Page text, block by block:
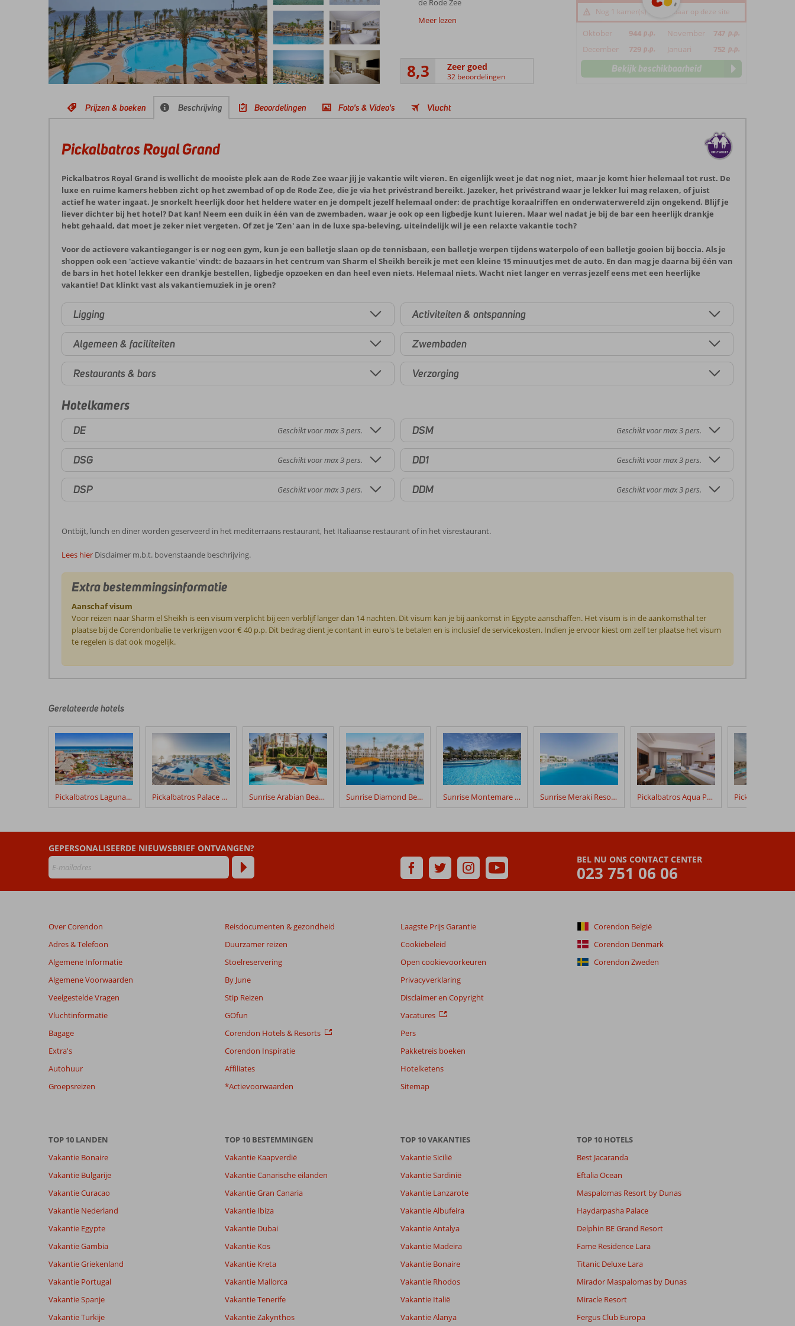
de Rode Zee
Meer lezen
8,3 Zeer goed
32 beoordelingen
Nog 1 kamer(s) beschikbaar op deze site
Oktober 944 p.p. November 747 p.p.
December 729 p.p. Januari 752 p.p.
Bekijk beschikbaarheid
Prijzen & boeken Beschrijving Beoordelingen Foto's & Video's Vlucht
Pickalbatros Royal Grand
Pickalbatros Royal Grand is wellicht de mooiste plek aan de Rode Zee waar jij je vakantie wilt vieren. En eigenlijk weet je dat nog niet, maar je komt hier helemaal tot rust. De
luxe en ruime kamers hebben zicht op het zwembad of op de Rode Zee, die je via het privéstrand bereikt. Jazeker, het privéstrand waar je lekker lui mag relaxen, of juist
actief he water ingaat. Je snorkelt heerlijk door het heldere water en je dompelt jezelf helemaal onder: de prachtige koraalriffen en onderwaterwereld zijn ongekend. Blijf je
liever dichter bij het hotel? Dat kan! Neem een duik in één van de zwembaden, waar je ook op een ligbedje kunt luieren. Maar wel nadat je bij de bar een heerlijk drankje
hebt gehaald, dat moet je zeker niet vergeten. Of zet je 'Zen' aan in de luxe spa-beleving, uiteindelijk wil je een relaxte vakantie toch?
Voor de actievere vakantieganger is er nog een gym, kun je een balletje slaan op de tennisbaan, een balletje werpen tijdens waterpolo of een balletje gooien bij boccia. Als je
shoppen ook een 'actieve vakantie' vindt: de bazaars in het centrum van Sharm el Sheikh bereik je met een kleine 15 minuutjes met de auto. En dan mag je daarna bij één van
de bars in het hotel lekker een drankje bestellen, ligbedje opzoeken en dan heel even niets. Helemaal niets. Wacht niet langer en verras jezelf eens met een heerlijke
vakantie! Dat klinkt vast als vakantiemuziek in je oren?
Ligging
Algemeen & faciliteiten
Restaurants & bars
Activiteiten & ontspanning
Zwembaden
Verzorging
Hotelkamers
DE Geschikt voor max 3 pers.
DSG Geschikt voor max 3 pers.
DSP Geschikt voor max 3 pers.
DSM Geschikt voor max 3 pers.
DD1 Geschikt voor max 3 pers.
DDM Geschikt voor max 3 pers.
Ontbijt, lunch en diner worden geserveerd in het mediterraans restaurant, het Italiaanse restaurant of in het visrestaurant.
Lees hier Disclaimer m.b.t. bovenstaande beschrijving.
Extra bestemmingsinformatie
Aanschaf visum
Voor reizen naar Sharm el Sheikh is een visum verplicht bij een verblijf langer dan 14 nachten. Dit visum kan je bij aankomst in Egypte aanschaffen. Het visum is in de aankomsthal ter
plaatse bij de Corendonbalie te verkrijgen voor € 40 p.p. Dit bedrag dient je contant in euro's te betalen en is inclusief de servicekosten. Indien je ervoor kiest om zelf ter plaatse het visum
te regelen is dat ook mogelijk.
door
klanten
geschreven
na
hun
verblijf
Pickalbatros
Beoordelingen
die
ouder
zijn
maanden
niet
meer
om
de
van
Meer
beoordelingen.
Totale score
Gebaseerd op:
beoordelingen
8,3
Zeer goed
Kamers
7,8
Kindvriendelijk
Ervaringen
van onze
klanten
Taal
Sorteren op
Gerelateerde hotels
Pickalbatros Laguna Vista Pickalbatros Palace Resort Sunrise Arabian Beach Resort Grand Select Sunrise Diamond Beach Resort Grand Select Sunrise Montemare Resort -Grand Select- Sunrise Meraki Resort SSH Pickalbatros Aqua Park
BEL NU ONS CONTACT CENTER
023 751 06 06
GEPERSONALISEERDE NIEUWSBRIEF ONTVANGEN?
Over Corendon
Adres & Telefoon
Algemene Informatie
Algemene Voorwaarden
Veelgestelde Vragen
Vluchtinformatie
Bagage
Extra's
Autohuur
Groepsreizen
Reisdocumenten & gezondheid
Duurzamer reizen
Stoelreservering
By June
Stip Reizen
GOfun
Corendon Hotels & Resorts
Corendon Inspiratie
Affiliates
*Actievoorwaarden
Laagste Prijs Garantie
Cookiebeleid
Open cookievoorkeuren
Privacyverklaring
Disclaimer en Copyright
Vacatures
Pers
Pakketreis boeken
Hotelketens
Sitemap
Corendon België
Corendon Denmark
Corendon Zweden
TOP 10 LANDEN
Vakantie Bonaire
Vakantie Bulgarije
Vakantie Curacao
Vakantie Nederland
Vakantie Egypte
Vakantie Gambia
Vakantie Griekenland
Vakantie Portugal
Vakantie Spanje
Vakantie Turkije
TOP 10 BESTEMMINGEN
Vakantie Kaapverdië
Vakantie Canarische eilanden
Vakantie Gran Canaria
Vakantie Ibiza
Vakantie Dubai
Vakantie Kos
Vakantie Kreta
Vakantie Mallorca
Vakantie Tenerife
Vakantie Zakynthos
TOP 10 VAKANTIES
Vakantie Sicilië
Vakantie Sardinië
Vakantie Lanzarote
Vakantie Albufeira
Vakantie Antalya
Vakantie Madeira
Vakantie Bonaire
Vakantie Rhodos
Vakantie Italië
Vakantie Alanya
TOP 10 HOTELS
Best Jacaranda
Eftalia Ocean
Maspalomas Resort by Dunas
Haydarpasha Palace
Delphin BE Grand Resort
Fame Residence Lara
Titanic Deluxe Lara
Mirador Maspalomas by Dunas
Miracle Resort
Fergus Club Europa